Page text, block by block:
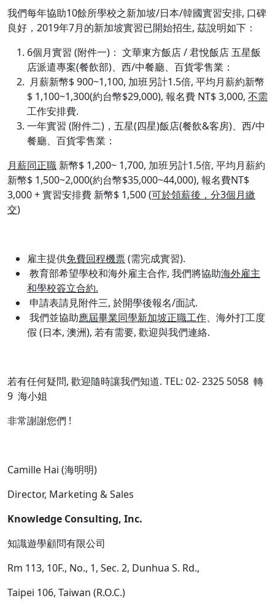
我們每年協助10餘所學校之新加坡/日本/韓國實習安排, 口碑
良好，2019年7月的新加坡實習已開始招生, 茲說明如下：
6個月實習 (附件一)： 文華東方飯店 / 君悅飯店 五星飯
店派遣專案(餐飲部)、西/中餐廳、百貨零售業：
月薪新幣$ 900~1,100, 加班另計1.5倍, 平均月薪約新幣
$ 1,100~1,300(約台幣$29,000), 報名費 NT$ 3,000, 不需
工作安排費.
一年實習 (附件二)，五星(四星)飯店(餐飲&客房)、西/中
餐廳、百貨零售業：
月薪同正職 新幣$ 1,200~ 1,700, 加班另計1.5倍, 平均月薪約
新幣$ 1,500~2,000(約台幣$35,000~44,000), 報名費NT$
3,000 + 實習安排費 新幣$ 1,500 (可於領薪後，分3個月繳
交)
雇主提供免費回程機票(需完成實習).
教育部希望學校和海外雇主合作, 我們將協助海外雇主
和學校簽立合約.
申請表請見附件三, 於開學後報名/面試.
我們並協助應屆畢業同學新加坡正職工作、海外打工度
假 (日本, 澳洲), 若有需要, 歡迎與我們連絡.
若有任何疑問, 歡迎隨時讓我們知道. TEL: 02- 2325 5058 轉
9 海小姐
非常謝謝您們 !
Camille Hai (海明明)
Director, Marketing & Sales
Knowledge Consulting, Inc.
知識遊學顧問有限公司
Rm 113, 10F., No., 1, Sec. 2, Dunhua S. Rd.,
Taipei 106, Taiwan (R.O.C.)